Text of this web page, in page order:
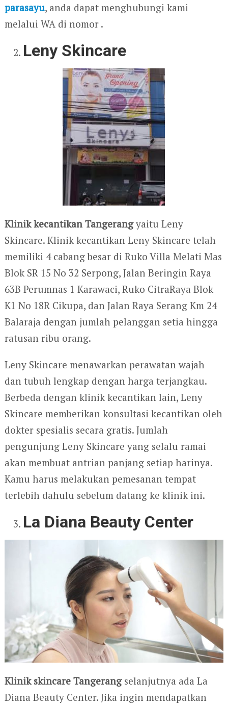
parasayu, anda dapat menghubungi kami
melalui WA di nomor .
Leny Skincare
Klinik kecantikan Tangerangyaitu Leny
Skincare. Klinik kecantikan Leny Skincare telah
memiliki 4 cabang besar di Ruko Villa Melati Mas
Blok SR 15 No 32 Serpong, Jalan Beringin Raya
63B Perumnas 1 Karawaci, Ruko CitraRaya Blok
K1 No 18R Cikupa, dan Jalan Raya Serang Km 24
Balaraja dengan jumlah pelanggan setia hingga
ratusan ribu orang.
Leny Skincare menawarkan perawatan wajah
dan tubuh lengkap dengan harga terjangkau.
Berbeda dengan klinik kecantikan lain, Leny
Skincare memberikan konsultasi kecantikan oleh
dokter spesialis secara gratis. Jumlah
pengunjung Leny Skincare yang selalu ramai
akan membuat antrian panjang setiap harinya.
Kamu harus melakukan pemesanan tempat
terlebih dahulu sebelum datang ke klinik ini.
La Diana Beauty Center
Klinik skincare Tangerangselanjutnya ada La
Diana Beauty Center. Jika ingin mendapatkan